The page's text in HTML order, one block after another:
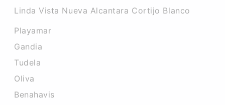
Linda Vista Nueva Alcantara Cortijo Blanco
Playamar
Gandia
Tudela
Oliva
Benahavis